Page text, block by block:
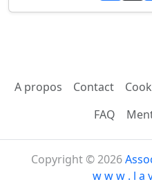
A propos Contact
FAQ
Copyright © 2026
w w w . l a